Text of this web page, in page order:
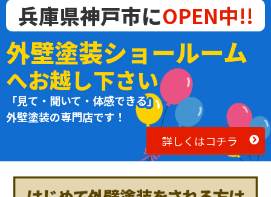
兵庫県神戸市にOPEN中!!
外壁塗装ショールーム
へお越し下さい
「見て・聞いて・体感できる」
外壁塗装の専門店です！
詳しくはコチラ